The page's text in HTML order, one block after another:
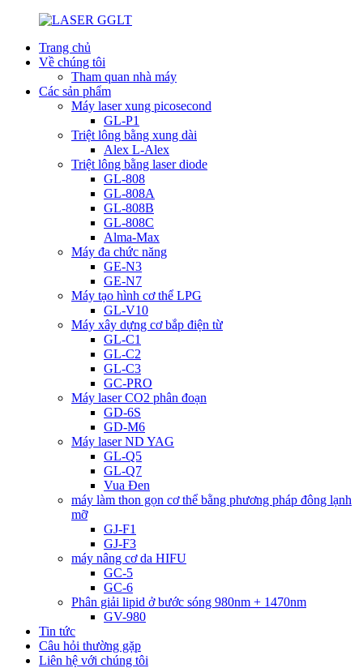
Trang chủ
Về chúng tôi
Tham quan nhà máy
Các sản phẩm
Máy laser xung picosecond
GL-P1
Triệt lông bằng xung dài
Alex L-Alex
Triệt lông bằng laser diode
GL-808
GL-808A
GL-808B
GL-808C
Alma-Max
Máy đa chức năng
GE-N3
GE-N7
Máy tạo hình cơ thể LPG
GL-V10
Máy xây dựng cơ bắp điện từ
GL-C1
GL-C2
GL-C3
GC-PRO
Máy laser CO2 phân đoạn
GD-6S
GD-M6
Máy laser ND YAG
GL-Q5
GL-Q7
Vua Đen
máy làm thon gọn cơ thể bằng phương pháp đông lạnh
mỡ
GJ-F1
GJ-F3
máy nâng cơ da HIFU
GC-5
GC-6
Phân giải lipid ở bước sóng 980nm + 1470nm
GV-980
Tin tức
Câu hỏi thường gặp
Liên hệ với chúng tôi